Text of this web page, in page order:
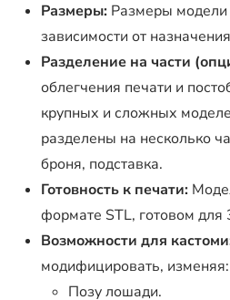
Размеры: Размеры модели
зависимости от
Разделение на части
облегчения печати и
крупных и сложных
разделены на несколько
броня, подставка.
Готовность к печати:
формате STL, готовом для
Возможности для
модифицировать, изменяя:
Позу лошади.